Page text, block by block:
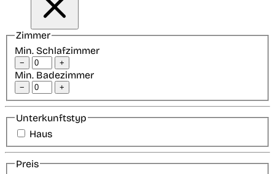
Zimmer
Min. Schlafzimmer
− +
Min. Badezimmer
− +
Unterkunftstyp
Haus
Preis